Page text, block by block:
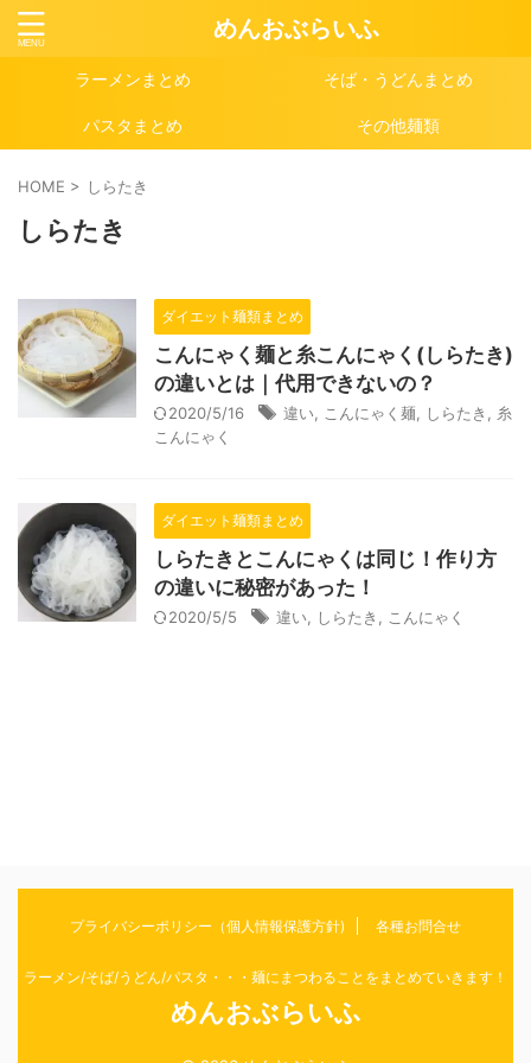
めんおぶらいふ
ラーメンまとめ そば・うどんまとめ
パスタまとめ その他麺類
HOME > しらたき
しらたき
ダイエット麺類まとめ
こんにゃく麺と糸こんにゃく(しらたき)
の違いとは｜代用できないの？
2020/5/16 違い こんにゃく麺 しらたき
糸
こんにゃく
ダイエット麺類まとめ
しらたきとこんにゃくは同じ！作り方
の違いに秘密があった！
2020/5/5 違い しらたき こんにゃく
プライバシーポリシー（個人情報保護方針) 各種お問合せ
ラーメン/そば/うどん/パスタ・・・麺にまつわることをまとめていきます！
めんおぶらいふ